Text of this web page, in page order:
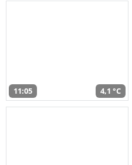
11:05 4,1 °C